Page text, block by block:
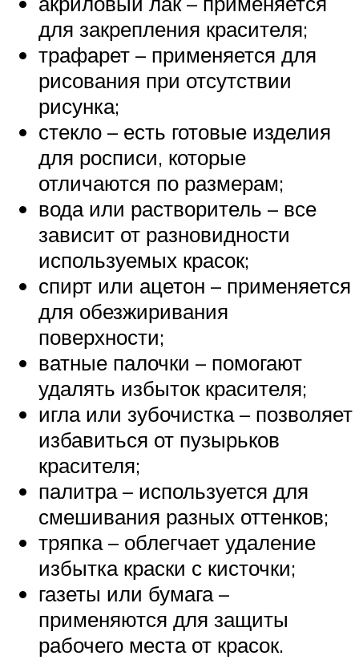
для закрепления красителя;
трафарет – применяется для
рисования при отсутствии
рисунка;
стекло – есть готовые изделия
для росписи, которые
отличаются по размерам;
вода или растворитель – все
зависит от разновидности
используемых красок;
спирт или ацетон – применяется
для обезжиривания
поверхности;
ватные палочки – помогают
удалять избыток красителя;
игла или зубочистка – позволяет
избавиться от пузырьков
красителя;
палитра – используется для
смешивания разных оттенков;
тряпка – облегчает удаление
избытка краски с кисточки;
газеты или бумага –
применяются для защиты
рабочего места от красок.